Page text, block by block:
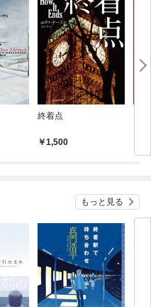
終着点
1,500
もっと見る